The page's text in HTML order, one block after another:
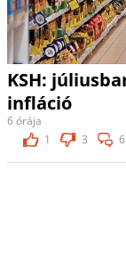
KSH:
infláció
6 órája
1
3